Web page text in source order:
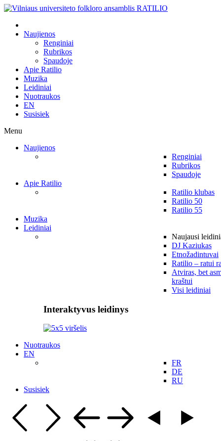
Naujienos
Renginiai
Rubrikos
Spaudoje
Apie Ratilio
Muzika
Leidiniai
Nuotraukos
EN
Susisiek
Menu
Naujienos
Renginiai
Rubrikos
Spaudoje
Apie Ratilio
Ratilio klubas
Ratilio 50
Ratilio 55
Muzika
Leidiniai
Naujausi
DJ Kaziukas
Etnožadintuvai
Ratilio – ratui
Atviras, bet
kraštui
Visi leidiniai
Interaktyvus leidinys
Nuotraukos
EN
FR
DE
RU
Susisiek